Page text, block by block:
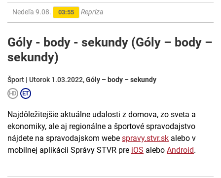
Nedeľa 9.08. 03:55 Repríza
Góly - body - sekundy (Góly – body –
sekundy)
Šport | Utorok 1.03.2022,Góly – body – sekundy
Najdôležitejšie aktuálne udalosti z domova, zo sveta a
ekonomiky, ale aj regionálne a športové spravodajstvo
nájdete na spravodajskom webe spravy.stvr.sk alebo v
mobilnej aplikácii Správy STVR pre iOS alebo Android.